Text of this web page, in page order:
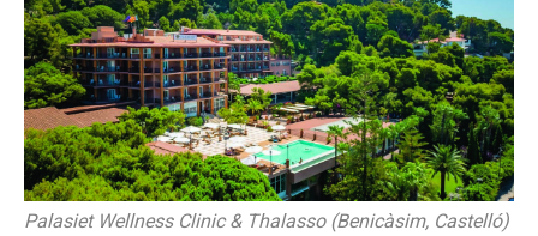
Palasiet Wellness Clinic & Thalasso (Benicàsim, Castelló)